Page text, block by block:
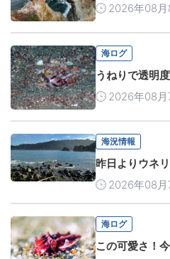
2026年08月
海ログ
うねりで透明度
2026年08月
海況情報
昨日よりウネ
2026年08月
海ログ
この可愛さ！今